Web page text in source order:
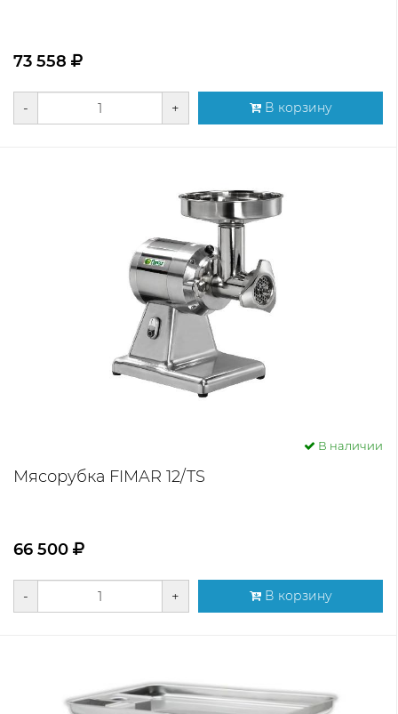
73 558
- + В корзину
В наличии
Мясорубка FIMAR 12/TS
66 500
- + В корзину